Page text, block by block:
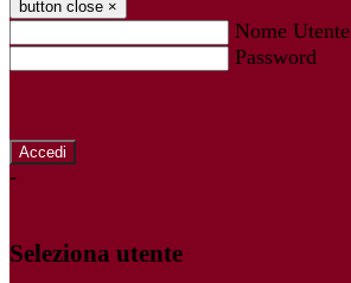
button close ×
Nome Utente
Password
-
Seleziona utente